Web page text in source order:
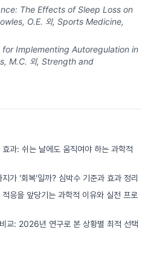
The Effects of Sleep Loss on
O.E. 외, Sports Medicine,
Implementing Autoregulation in
M.C. 외, Strength and
과: 쉬는 날에도 움직여야 하는 과학적
가 '회복'일까? 심박수 기준과 효과 정리
응을 앞당기는 과학적 이유와 실전 프로
교: 2026년 연구로 본 상황별 최적 선택